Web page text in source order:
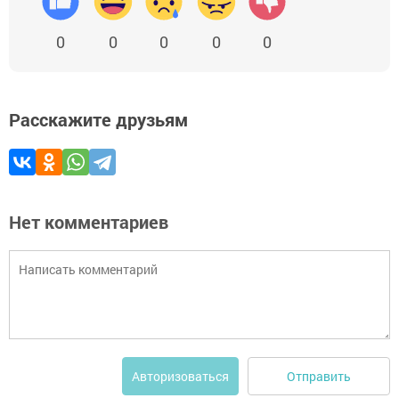
0 0 0 0 0
Расскажите друзьям
Нет комментариев
Авторизоваться Отправить